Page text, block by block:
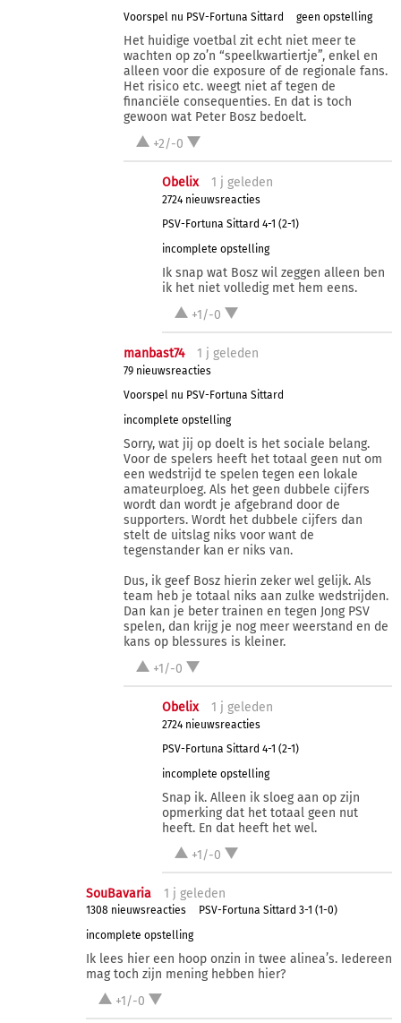
Voorspel nu PSV-Fortuna Sittard
geen opstelling
Het huidige voetbal zit echt niet meer te
wachten op zo’n “speelkwartiertje”, enkel en
alleen voor die exposure of de regionale fans.
Het risico etc. weegt niet af tegen de
financiële consequenties. En dat is toch
gewoon wat Peter Bosz bedoelt.
+2/-0
Obelix 1 j geleden
2724 nieuwsreacties
PSV-Fortuna Sittard 4-1 (2-1)
incomplete opstelling
Ik snap wat Bosz wil zeggen alleen ben
ik het niet volledig met hem eens.
+1/-0
manbast74 1 j geleden
79 nieuwsreacties
Voorspel nu PSV-Fortuna Sittard
incomplete opstelling
Sorry, wat jij op doelt is het sociale belang.
Voor de spelers heeft het totaal geen nut om
een wedstrijd te spelen tegen een lokale
amateurploeg. Als het geen dubbele cijfers
wordt dan wordt je afgebrand door de
supporters. Wordt het dubbele cijfers dan
stelt de uitslag niks voor want de
tegenstander kan er niks van.
Dus, ik geef Bosz hierin zeker wel gelijk. Als
team heb je totaal niks aan zulke wedstrijden.
Dan kan je beter trainen en tegen Jong PSV
spelen, dan krijg je nog meer weerstand en de
kans op blessures is kleiner.
+1/-0
Obelix 1 j geleden
2724 nieuwsreacties
PSV-Fortuna Sittard 4-1 (2-1)
incomplete opstelling
Snap ik. Alleen ik sloeg aan op zijn
opmerking dat het totaal geen nut
heeft. En dat heeft het wel.
+1/-0
SouBavaria 1 j geleden
1308 nieuwsreacties
PSV-Fortuna Sittard 3-1 (1-0)
incomplete opstelling
Ik lees hier een hoop onzin in twee alinea’s. Iedereen
mag toch zijn mening hebben hier?
+1/-0